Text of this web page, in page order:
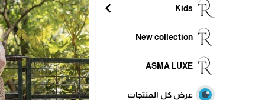
Kids
chevron_left
New collection
ASMA LUXE
عرض كل المنتجات